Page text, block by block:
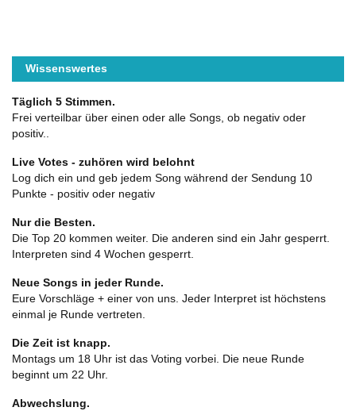
Wissenswertes
Täglich 5 Stimmen.
Frei verteilbar über einen oder alle Songs, ob negativ oder
positiv..
Live Votes - zuhören wird belohnt
Log dich ein und geb jedem Song während der Sendung 10
Punkte - positiv oder negativ
Nur die Besten.
Die Top 20 kommen weiter. Die anderen sind ein Jahr gesperrt.
Interpreten sind 4 Wochen gesperrt.
Neue Songs in jeder Runde.
Eure Vorschläge + einer von uns. Jeder Interpret ist höchstens
einmal je Runde vertreten.
Die Zeit ist knapp.
Montags um 18 Uhr ist das Voting vorbei. Die neue Runde
beginnt um 22 Uhr.
Abwechslung.